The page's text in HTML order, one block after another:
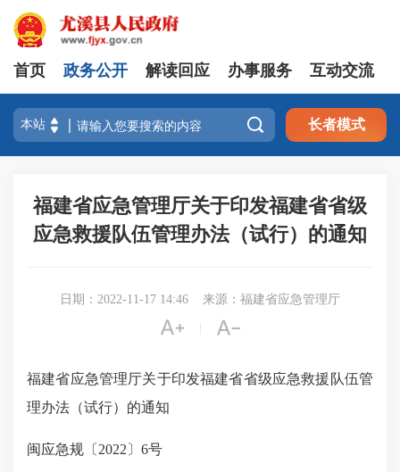
首页 政务公开 解读回应 办事服务 互动交流
 长者模式
福建省应急管理厅关于印发福建省省级
应急救援队伍管理办法（试行）的通知
日期：2022-11-17 14:46 来源：福建省应急管理厅
 
福建省应急管理厅关于印发福建省省级应急救援队伍管
理办法（试行）的通知
闽应急规〔2022 〕6号